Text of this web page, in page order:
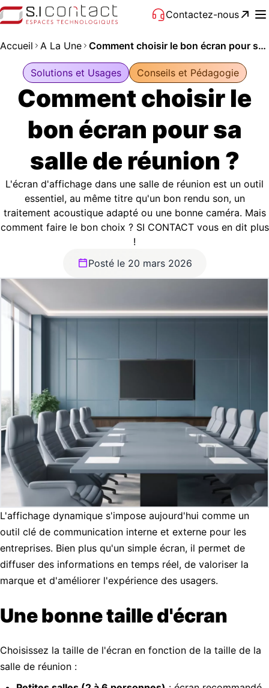
Contactez-nous
Accueil A La Une Comment choisir le bon écran pour sa salle de réunion ?
Solutions et Usages Conseils et Pédagogie
Comment choisir le
bon écran pour sa
salle de réunion ?
L'écran d'affichage dans une salle de réunion est un outil
essentiel, au même titre qu'un bon rendu son, un
traitement acoustique adapté ou une bonne caméra. Mais
comment faire le bon choix ? SI CONTACT vous en dit plus
!
Posté le 20 mars 2026
L'affichage dynamique s'impose aujourd'hui comme un
outil clé de communication interne et externe pour les
entreprises. Bien plus qu'un simple écran, il permet de
diffuser des informations en temps réel, de valoriser la
marque et d'améliorer l'expérience des usagers.
Une bonne taille d'écran
Choisissez la taille de l'écran en fonction de la taille de la
salle de réunion :